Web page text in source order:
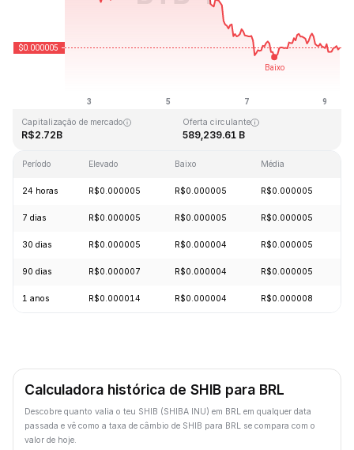
Capitalização de mercado
R$2.72B
Oferta circulante
589,239.61 B
Período Elevado Baixo Média
24 horas R$0.000005 R$0.000005 R$0.000005
7 dias R$0.000005 R$0.000005 R$0.000005
30 dias R$0.000005 R$0.000004 R$0.000005
90 dias R$0.000007 R$0.000004 R$0.000005
1 anos R$0.000014 R$0.000004 R$0.000008
Calculadora histórica de SHIB para BRL
Descobre quanto valia o teu SHIB (SHIBA INU) em BRL em qualquer data
passada e vê como a taxa de câmbio de SHIB para BRL se compara com o
valor de hoje.